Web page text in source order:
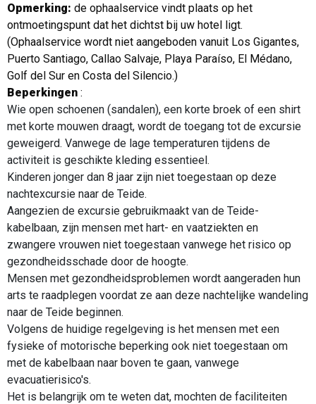
Opmerking: de ophaalservice vindt plaats op het
ontmoetingspunt dat het dichtst bij uw hotel ligt.
(Ophaalservice wordt niet aangeboden vanuit Los Gigantes,
Puerto Santiago, Callao Salvaje, Playa Paraíso, El Médano,
Golf del Sur en Costa del Silencio.)
Beperkingen:
Wie open schoenen (sandalen), een korte broek of een shirt
met korte mouwen draagt, wordt de toegang tot de excursie
geweigerd. Vanwege de lage temperaturen tijdens de
activiteit is geschikte kleding essentieel.
Kinderen jonger dan 8 jaar zijn niet toegestaan op deze
nachtexcursie naar de Teide.
Aangezien de excursie gebruikmaakt van de Teide-
kabelbaan, zijn mensen met hart- en vaatziekten en
zwangere vrouwen niet toegestaan vanwege het risico op
gezondheidsschade door de hoogte.
Mensen met gezondheidsproblemen wordt aangeraden hun
arts te raadplegen voordat ze aan deze nachtelijke wandeling
naar de Teide beginnen.
Volgens de huidige regelgeving is het mensen met een
fysieke of motorische beperking ook niet toegestaan om
met de kabelbaan naar boven te gaan, vanwege
evacuatierisico's.
Het is belangrijk om te weten dat, mochten de faciliteiten